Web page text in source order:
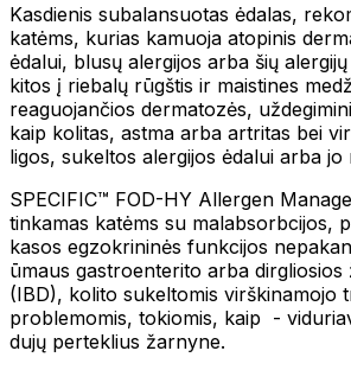
Kasdienis subalansuotas ėdalas,
katėms, kurias kamuoja atopinis
ėdalui, blusų alergijos arba šių
kitos į riebalų rūgštis ir maistines
reaguojančios dermatozės,
kaip kolitas, astma arba artritas bei
ligos, sukeltos alergijos ėdalui arba jo
SPECIFIC™ FOD-HY Allergen
tinkamas katėms su malabsorbcijos,
kasos egzokrininės funkcijos
ūmaus gastroenterito arba
(IBD), kolito sukeltomis virškinamojo
problemomis, tokiomis, kaip -
dujų perteklius žarnyne.